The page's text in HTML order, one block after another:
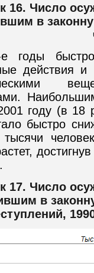
16. Число
в
годы
действия
году (в 18
быстро
17. Число
в